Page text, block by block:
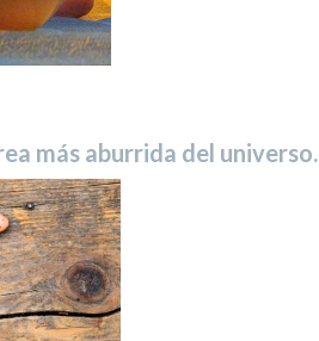
más aburrida del universo.